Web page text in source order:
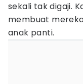
sekali tak digaji.
membuat
anak panti.